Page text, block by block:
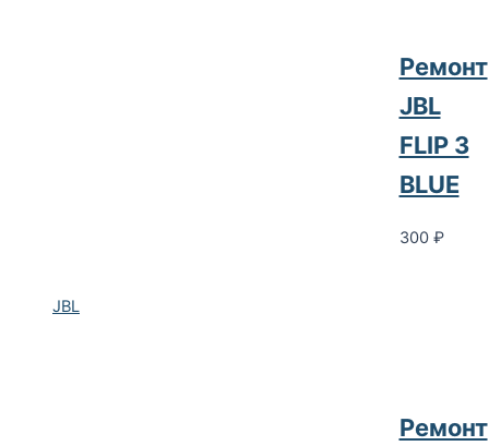
JBL
Ремонт
JBL
FLIP 3
BLUE
300 ₽
Ремонт